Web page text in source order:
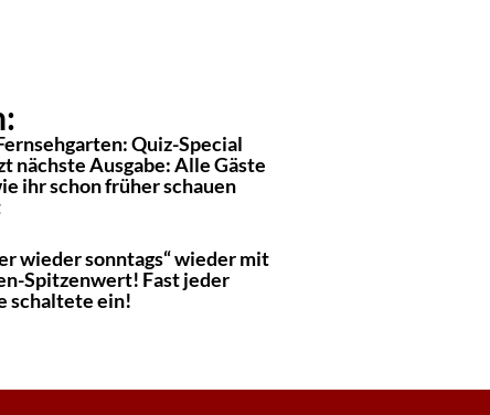
Quiz-Special
nächste Ausgabe: Alle Gäste
ihr schon früher schauen
wieder sonntags“ wieder mit
Spitzenwert! Fast jeder
schaltete ein!